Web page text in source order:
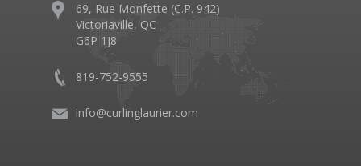
69, Rue Monfette (C.P. 942)
Victoriaville, QC
G6P 1J8
819-752-9555
info@curlinglaurier.com